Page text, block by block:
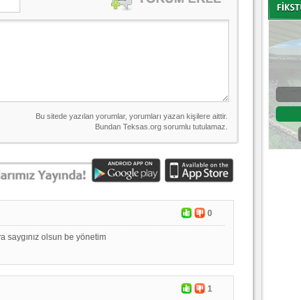
0
saygınız olsun be yönetim
1
1. Lig 32. Hafta